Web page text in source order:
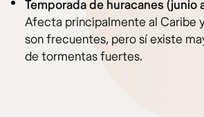
Temporada de huracanes (junio
Afecta principalmente al Caribe
son frecuentes, pero sí existe
de tormentas fuertes.